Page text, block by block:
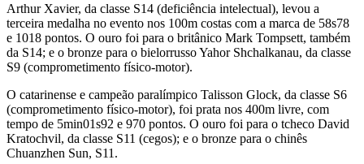
Arthur Xavier, da classe S14 (deficiência intelectual), levou a
terceira medalha no evento nos 100m costas com a marca de 58s78
e 1018 pontos. O ouro foi para o britânico Mark Tompsett, também
da S14; e o bronze para o bielorrusso Yahor Shchalkanau, da classe
S9 (comprometimento físico-motor).
O catarinense e campeão paralímpico Talisson Glock, da classe S6
(comprometimento físico-motor), foi prata nos 400m livre, com
tempo de 5min01s92 e 970 pontos. O ouro foi para o tcheco David
Kratochvil, da classe S11 (cegos); e o bronze para o chinês
Chuanzhen Sun, S11.